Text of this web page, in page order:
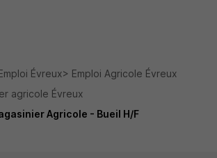
Évreux
Emploi Agricole Évreux
agricole Évreux
Agricole - Bueil H/F